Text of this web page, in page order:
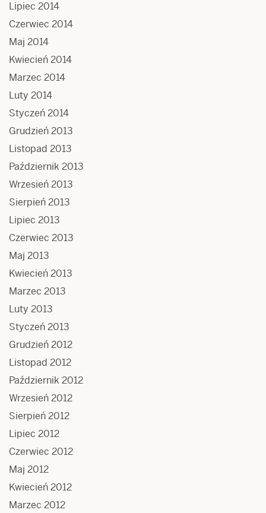
Lipiec 2014
Czerwiec 2014
Maj 2014
Kwiecień 2014
Marzec 2014
Luty 2014
Styczeń 2014
Grudzień 2013
Listopad 2013
Październik 2013
Wrzesień 2013
Sierpień 2013
Lipiec 2013
Czerwiec 2013
Maj 2013
Kwiecień 2013
Marzec 2013
Luty 2013
Styczeń 2013
Grudzień 2012
Listopad 2012
Październik 2012
Wrzesień 2012
Sierpień 2012
Lipiec 2012
Czerwiec 2012
Maj 2012
Kwiecień 2012
Marzec 2012